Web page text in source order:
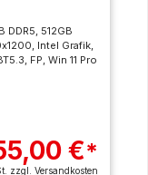
512GB
Intel Grafik,
FP, Win 11 Pro
€*
zzgl.Versandkosten